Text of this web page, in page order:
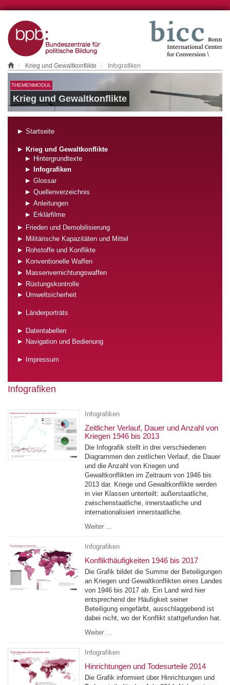
Krieg und Gewaltkonflikte Infografiken
THEMENMODUL
Krieg und Gewaltkonflikte
Startseite
Krieg und Gewaltkonflikte
Hintergrundtexte
Infografiken
Glossar
Quellenverzeichnis
Anleitungen
Erklärfilme
Frieden und Demobilisierung
Militärische Kapazitäten und Mittel
Rohstoffe und Konflikte
Konventionelle Waffen
Massenvernichtungswaffen
Rüstungskontrolle
Umweltsicherheit
Länderporträts
Datentabellen
Navigation und Bedienung
Impressum
Infografiken
Infografiken
Zeitlicher Verlauf, Dauer und Anzahl von
Kriegen 1946 bis 2013
Die Infografik stellt in drei verschiedenen
Diagrammen den zeitlichen Verlauf, die Dauer
und die Anzahl von Kriegen und
Gewaltkonflikten im Zeitraum von 1946 bis
2013 dar. Kriege und Gewaltkonflikte werden
in vier Klassen unterteilt: außerstaatliche,
zwischenstaatliche, innerstaatliche und
internationalisiert innerstaatliche.
Weiter ...
Infografiken
Konflikthäufigkeiten 1946 bis 2017
Die Grafik bildet die Summe der Beteiligungen
an Kriegen und Gewaltkonflikten eines Landes
von 1946 bis 2017 ab. Ein Land wird hier
entsprechend der Häufigkeit seiner
Beteiligung eingefärbt, ausschlaggebend ist
dabei nicht, wo der Konflikt stattgefunden hat.
Weiter ...
Infografiken
Hinrichtungen und Todesurteile 2014
Die Grafik informiert über Hinrichtungen und